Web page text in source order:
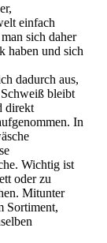
einfach
sich daher
haben und sich
dadurch aus,
bleibt
direkt
In
Wichtig ist
oder zu
Mitunter
Sortiment,